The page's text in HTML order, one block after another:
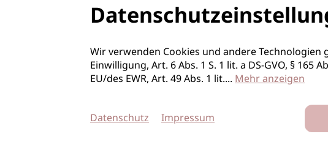
Wir verwenden Cookies und andere
Einwilligung, Art. 6 Abs. 1 S. 1 lit. a DS-GVO, §
EU/des EWR, Art. 49 Abs. 1 lit.... Mehr anzeigen
Datenschutz Impressum